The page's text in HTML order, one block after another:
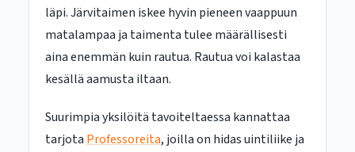
läpi. Järvitaimen iskee hyvin pieneen vaappuun
matalampaa ja taimenta tulee määrällisesti
aina enemmän kuin rautua. Rautua voi kalastaa
kesällä aamusta iltaan.
Suurimpia yksilöitä tavoiteltaessa kannattaa
tarjota Professoreita, joilla on hidas uintiliike ja